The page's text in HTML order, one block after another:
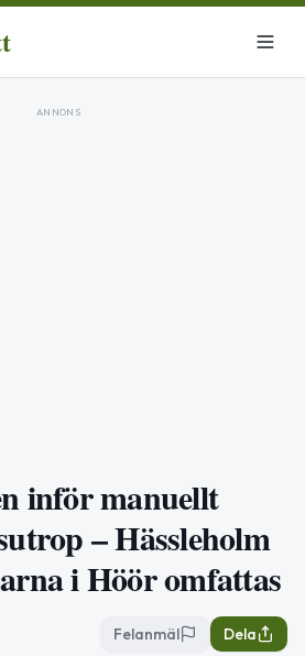
ANNONS
inför manuellt
– Hässleholm
i Höör omfattas
Felanmäl Dela